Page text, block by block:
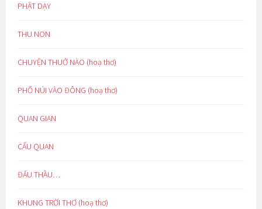
PHẬT DẠY
THU NON
CHUYỆN THUỞ NÀO (hoạ thơ)
PHỐ NÚI VÀO ĐÔNG (hoạ thơ)
QUAN GIAN
CẨU QUAN
ĐẤU THẦU…
KHUNG TRỜI THƠ (hoạ thơ)